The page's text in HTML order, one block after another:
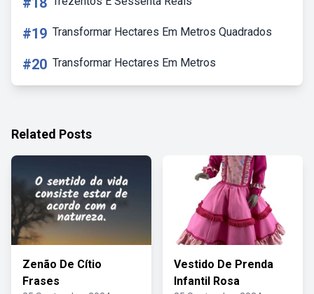
#19 Transformar Hectares Em Metros Quadrados
#20 Transformar Hectares Em Metros
Related Posts
Zenão De Cítio
Frases
Vestido De Prenda
Infantil Rosa